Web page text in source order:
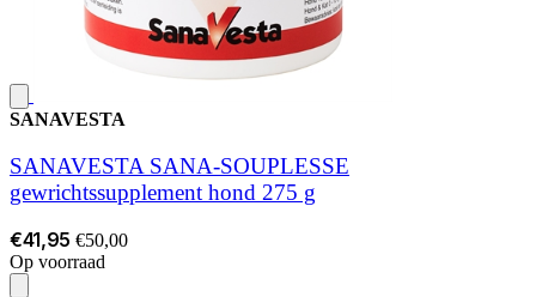
SANAVESTA
SANAVESTA SANA-SOUPLESSE
gewrichtssupplement hond 275 g
€41,95 €50,00
Op voorraad